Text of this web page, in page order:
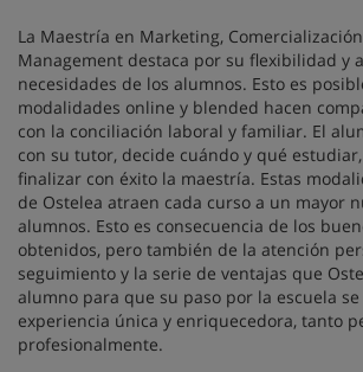
La Maestría en Marketing,
Management destaca por su flexibilidad y
necesidades de los alumnos. Esto es
modalidades online y blended hacen
con la conciliación laboral y familiar. El
con su tutor, decide cuándo y qué
finalizar con éxito la maestría. Estas
de Ostelea atraen cada curso a un mayor
alumnos. Esto es consecuencia de los
obtenidos, pero también de la atención
seguimiento y la serie de ventajas que
alumno para que su paso por la escuela
experiencia única y enriquecedora, tanto
profesionalmente.